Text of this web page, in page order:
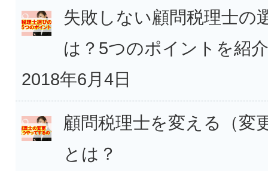
失敗しない顧問税理士の
は？5つのポイントを紹
2018年6月4日
顧問税理士を変える（変
とは？